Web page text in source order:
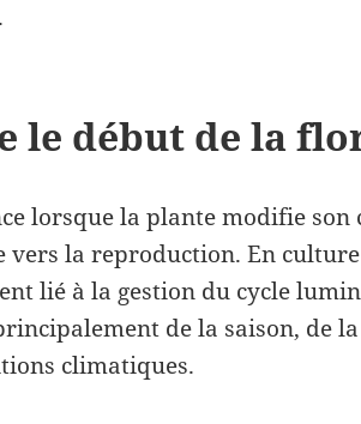
le début de la
lorsque la plante modifie son
vers la reproduction. En
lié à la gestion du cycle
de la saison, de
climatiques.